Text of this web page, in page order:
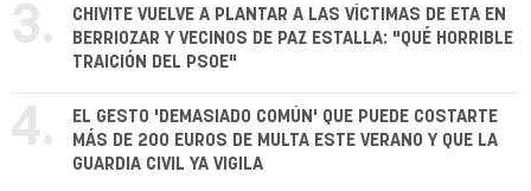
3.
CHIVITE VUELVE A PLANTAR A LAS VÍCTIMAS DE ETA EN
BERRIOZAR Y VECINOS DE PAZ ESTALLA: "QUÉ HORRIBLE
TRAICIÓN DEL PSOE"
4.
EL GESTO 'DEMASIADO COMÚN' QUE PUEDE COSTARTE
MÁS DE 200 EUROS DE MULTA ESTE VERANO Y QUE LA
GUARDIA CIVIL YA VIGILA